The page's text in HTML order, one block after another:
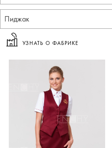
Пиджак
УЗНАТЬ О ФАБРИКЕ